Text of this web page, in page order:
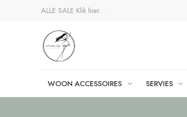
ALLE SALE Klik hier...
WOON ACCESSOIRES SERVIES